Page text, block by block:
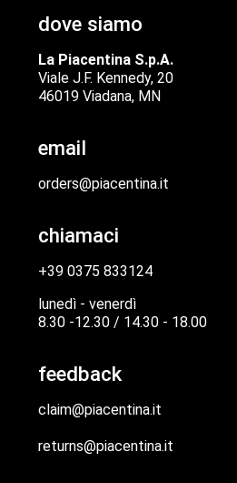
dove siamo
La Piacentina S.p.A.
Viale J.F. Kennedy, 20
46019 Viadana, MN
email
orders@piacentina.it
chiamaci
+39 0375 833124
lunedì - venerdì
8.30 -12.30 / 14.30 - 18.00
feedback
claim@piacentina.it
returns@piacentina.it